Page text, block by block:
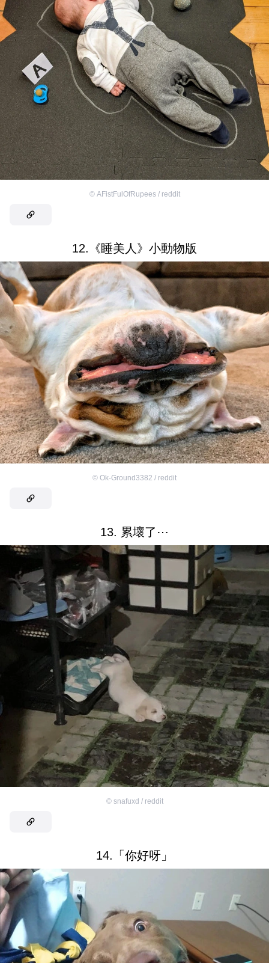
© AFistFulOfRupees / reddit
12.《睡美人》小動物版
© Ok-Ground3382 / reddit
13. 累壞了⋯
© snafuxd / reddit
14.「你好呀」